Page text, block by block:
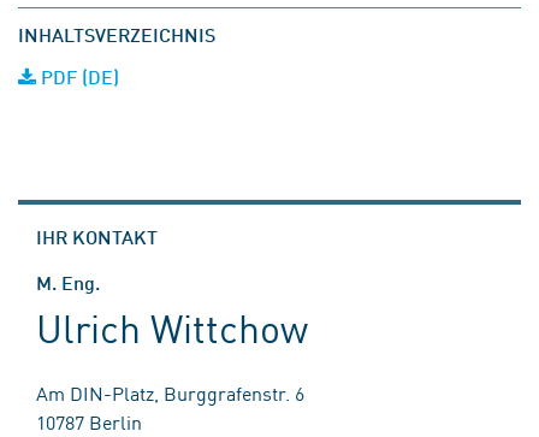
INHALTSVERZEICHNIS
PDF (DE)
IHR KONTAKT
M. Eng.
Ulrich Wittchow
Am DIN-Platz, Burggrafenstr. 6
10787 Berlin